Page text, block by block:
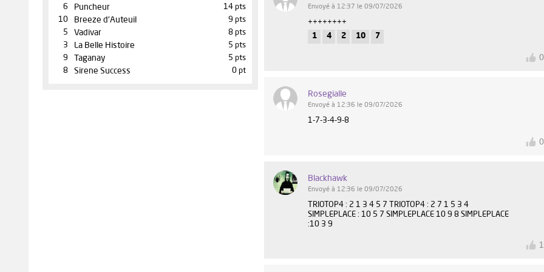
6 Puncheur
14 pts
10
Breeze d'Auteuil
9 pts
5
Vadivar
8 pts
3
La Belle Histoire
5 pts
9
Taganay
5 pts
8
Sirene Success 0 pt
Envoyé à 12:37 le 09/07/2026
++++++++
1
4 2 10 7
0
Rosegialle
Envoyé à 12:36 le 09/07/2026
1-7-3-4-9-8
0
Blackhawk
Envoyé à 12:36 le 09/07/2026
TRIOTOP4 : 2 1 3 4 5 7 TRIOTOP4 : 2 7 1 5 3 4
SIMPLEPLACE : 10 5 7 SIMPLEPLACE 10 9 8 SIMPLEPLACE
:10 3 9
1